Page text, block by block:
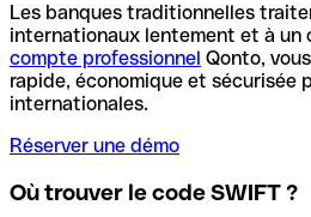
Les banques traditionnelles
internationaux lentement et à un
compte professionnel Qonto,
rapide, économique et sécurisée
internationales.
Réserver une démo
Où trouver le code SWIFT ?